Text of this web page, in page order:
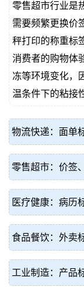
零售超市行业是
需要频繁更换价
秤打印的称重标
消费者的购物体
冻等环境变化，
温条件下的粘接
物流快递：面单
零售超市：价签
医疗健康：病历
食品餐饮：外卖
工业制造：产品